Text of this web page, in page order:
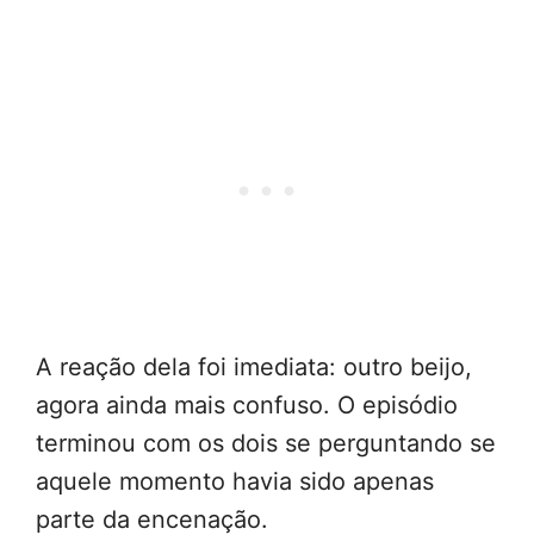
A reação dela foi imediata: outro beijo,
agora ainda mais confuso. O episódio
terminou com os dois se perguntando se
aquele momento havia sido apenas
parte da encenação.